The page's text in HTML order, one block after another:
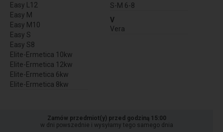
Easy L12
Easy M
Easy M10
Easy S
Easy S8
Elite-Ermetica 10kw
Elite-Ermetica 12kw
Elite-Ermetica 6kw
Elite-Ermetica 8kw
S-M 6-8
V
Vera
Zamów przedmiot(y) przed godziną 15:00
w dni powszednie i wysyłamy tego samego dnia